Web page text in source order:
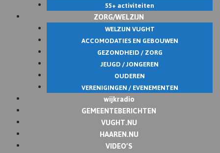
55+ activiteiten
ZORG/WELZIJN
WELZIJN VUGHT
ACCOMODATIES EN GEBOUWEN
GEZONDHEID / ZORG
JEUGD / JONGEREN
OUDEREN
VERENIGINGEN / EVENEMENTEN
wijkradio
GEMEENTEBERICHTEN
VUGHT.NU
HAAREN.NU
VIDEO’S